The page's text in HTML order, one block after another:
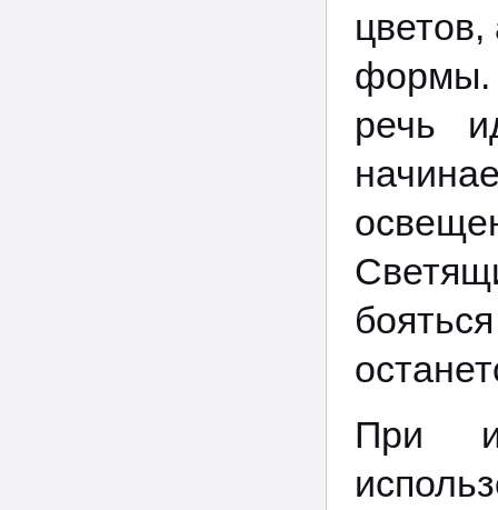
формы.
речь
При